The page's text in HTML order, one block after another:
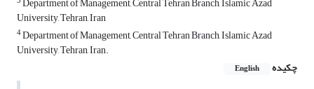
University, Tehran, Iran
4Department of Management, Central Tehran Branch, Islamic Azad
University, Tehran, Iran.
چکیده
English